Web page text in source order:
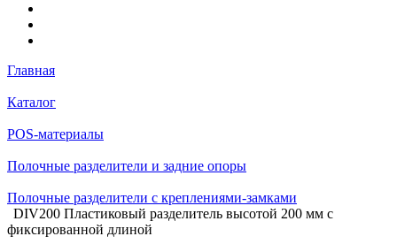
Главная
Каталог
POS-материалы
Полочные разделители и задние опоры
Полочные разделители с креплениями-замками
DIV200 Пластиковый разделитель высотой 200 мм с
фиксированной длиной